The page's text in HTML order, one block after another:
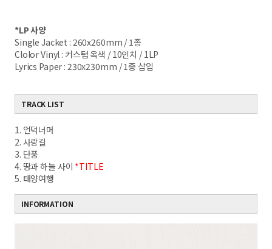
*LP사양
Single Jacket : 260x260mm / 1종
Clolor Vinyl : 커스텀 옥색 / 10인치 / 1LP
Lyrics Paper : 230x230mm / 1종 삽입
TRACK LIST
1. 언덕너머
2. 사랑길
3. 단풍
4. 땅과 하늘 사이 *TITLE
5. 태양여행
INFORMATION